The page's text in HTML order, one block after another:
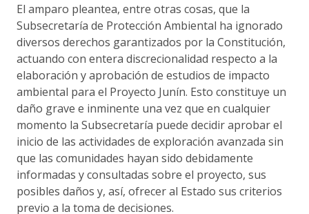
El amparo pleantea, entre otras cosas, que la
Subsecretaría de Protección Ambiental ha ignorado
diversos derechos garantizados por la Constitución,
actuando con entera discrecionalidad respecto a la
elaboración y aprobación de estudios de impacto
ambiental para el Proyecto Junín. Esto constituye un
daño grave e inminente una vez que en cualquier
momento la Subsecretaría puede decidir aprobar el
inicio de las actividades de exploración avanzada sin
que las comunidades hayan sido debidamente
informadas y consultadas sobre el proyecto, sus
posibles daños y, así, ofrecer al Estado sus criterios
previo a la toma de decisiones.